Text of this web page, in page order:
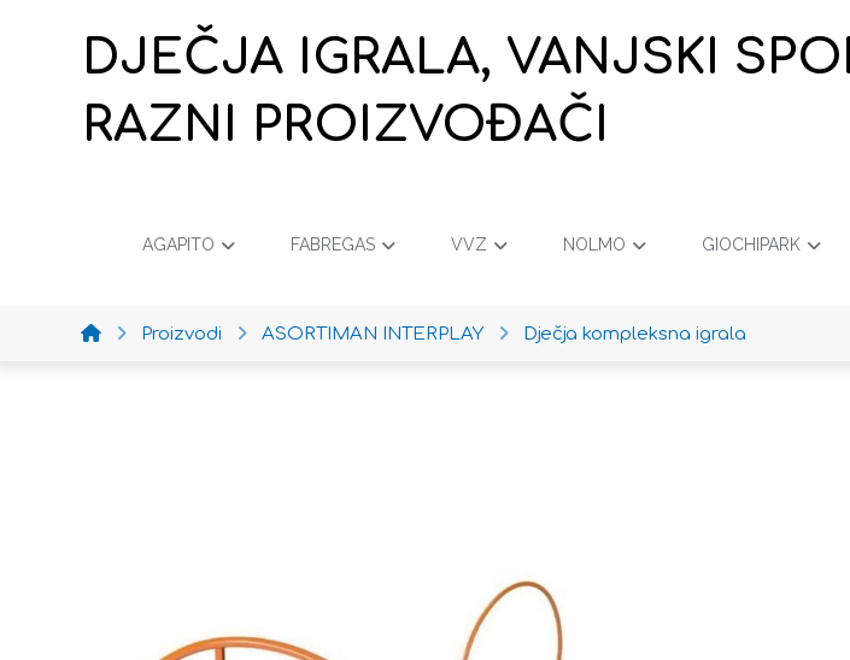
DJEČJA IGRALA, VANJSKI
RAZNI PROIZVOĐAČI
AGAPITO FABREGAS VVZ NOLMO GIOCHIPARK
Proizvodi ASORTIMAN INTERPLAY Dječja kompleksna igrala